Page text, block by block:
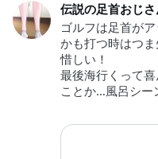
伝説の足首おじ
ゴルフは足首が
かも打つ時はつ
惜しい！
最後海行くって
ことか…風呂シー